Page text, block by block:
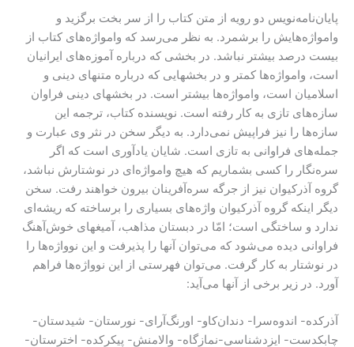
پایان‌نامه‌نویس دو رویه از متن کتاب را از سر بخت برگزید و
وامواژه‌هایش را برشمرد. به نظر می‌رسد که وامواژه‌های کتاب از
بیست درصد بیشتر نباشد. در بخشی که درباره آموزه‌های ایرانیان
است، وامواژه‌ها کمتر و در بخشهایی که درباره متنهای دینی و
اسلامیان است، وامواژه‌ها بیشتر است. در بخشهای دینی فراوان
سازه‌های تازی به کار رفته است. نویسنده کتاب، ترجمه این
سازه‌ها را نیز فراپیش نمی‌دارد. به دیگر سخن در نثر وی عبارت و
جمله‌های فراوانی به تازی است. شایان یادآوری است که اگر
سره‌نگار را کسی بشماریم که هیچ وامواژه‌ای در نوشتارش نباشد،
گروه آذرکیوان نیز از جرگه سره‌آفرینان بیرون خواهند رفت. سخن
دیگر اینکه گروه آذرکیوان واژه‌های بسیاری را برساخته که ریشه‌ای
ندارد و ساختگی است؛ امّا در دبستان مذاهب، آمیغهای خوش‌آهنگ
فراوانی دیده می‌شود که می‌توان آنها را پذیرفت و این نوواژه‌ها را
در نوشتار به کار گرفت. می‌توان فهرستی از این نوواژه‌ها فراهم
آورد. در زیر برخی از آنها می‌آید:
آذرکده- اندوه‌سرا- دندان‌کاو- اورنگ‌آرای- نورستان- شیدستان-
چابکدست- ایزدشناسی-نمازگاه- والامنش- پیکرکده- اخترستان-